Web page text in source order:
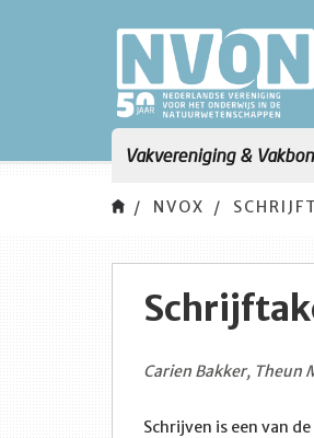
Vakvereniging &
NVOX
Carien Bakker, Theun
Schrijven is een van